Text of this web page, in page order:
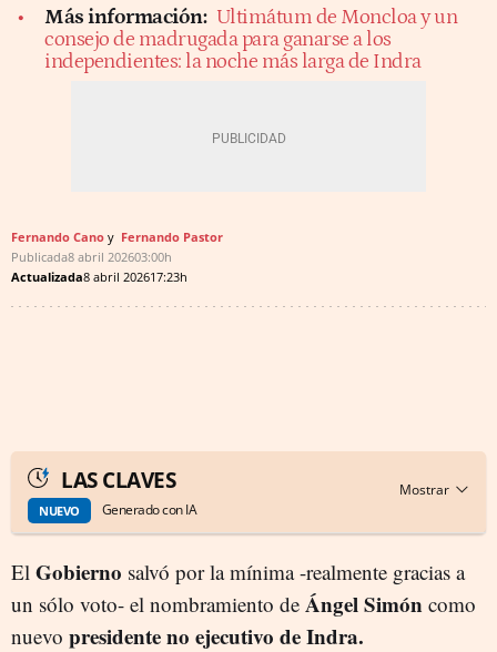
Más información: Ultimátum de Moncloa y un
consejo de madrugada para ganarse a los
independientes: la noche más larga de Indra
Fernando Cano
Fernando Pastor
Publicada8 abril 202603:00h
Actualizada8 abril 202617:23h
LAS CLAVES
NUEVO Generado con IA
El Gobierno salvó por la mínima -realmente gracias a
un sólo voto- el nombramiento de Ángel Simón como
nuevo presidente no ejecutivo de Indra.